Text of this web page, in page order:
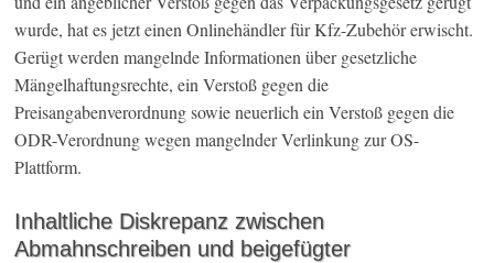
wurde, hat es jetzt einen Onlinehändler für Kfz-Zubehör erwischt.
Gerügt werden mangelnde Informationen über gesetzliche
Mängelhaftungsrechte, ein Verstoß gegen die
Preisangabenverordnung sowie neuerlich ein Verstoß gegen die
ODR-Verordnung wegen mangelnder Verlinkung zur OS-
Plattform.
Inhaltliche Diskrepanz zwischen
Abmahnschreiben und beigefügter